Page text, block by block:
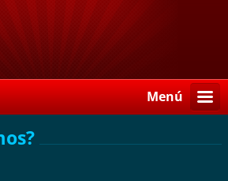
Menú